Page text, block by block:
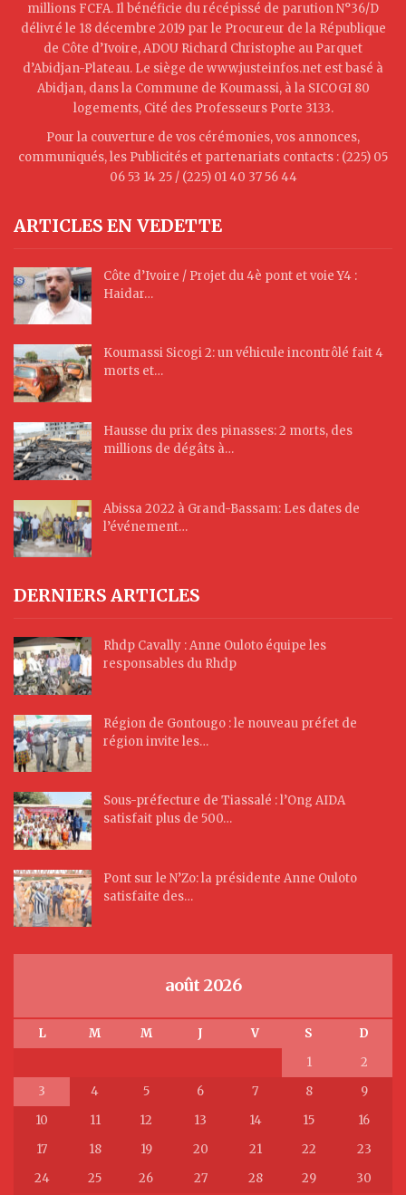
millions FCFA. Il bénéficie du récépissé de parution N°36/D
délivré le 18 décembre 2019 par le Procureur de la République
de Côte d’Ivoire, ADOU Richard Christophe au Parquet
d’Abidjan-Plateau. Le siège de www.justeinfos.net est basé à
Abidjan, dans la Commune de Koumassi, à la SICOGI 80
logements, Cité des Professeurs Porte 3133.
Pour la couverture de vos cérémonies, vos annonces,
communiqués, les Publicités et partenariats contacts : (225) 05
06 53 14 25 / (225) 01 40 37 56 44
ARTICLES EN VEDETTE
Côte d’Ivoire / Projet du 4è pont et voie Y4 :
Haidar…
Koumassi Sicogi 2: un véhicule incontrôlé fait 4
morts et…
Hausse du prix des pinasses: 2 morts, des
millions de dégâts à…
Abissa 2022 à Grand-Bassam: Les dates de
l’événement…
DERNIERS ARTICLES
Rhdp Cavally : Anne Ouloto équipe les
responsables du Rhdp
Région de Gontougo : le nouveau préfet de
région invite les…
Sous-préfecture de Tiassalé : l’Ong AIDA
satisfait plus de 500…
Pont sur le N’Zo: la présidente Anne Ouloto
satisfaite des…
août 2026
L M M J V S
D
1
2
3
4 5 6 7 8
9
10
11 12 13 14 15
16
17
18 19 20 21 22
23
24
25 26 27 28 29 30